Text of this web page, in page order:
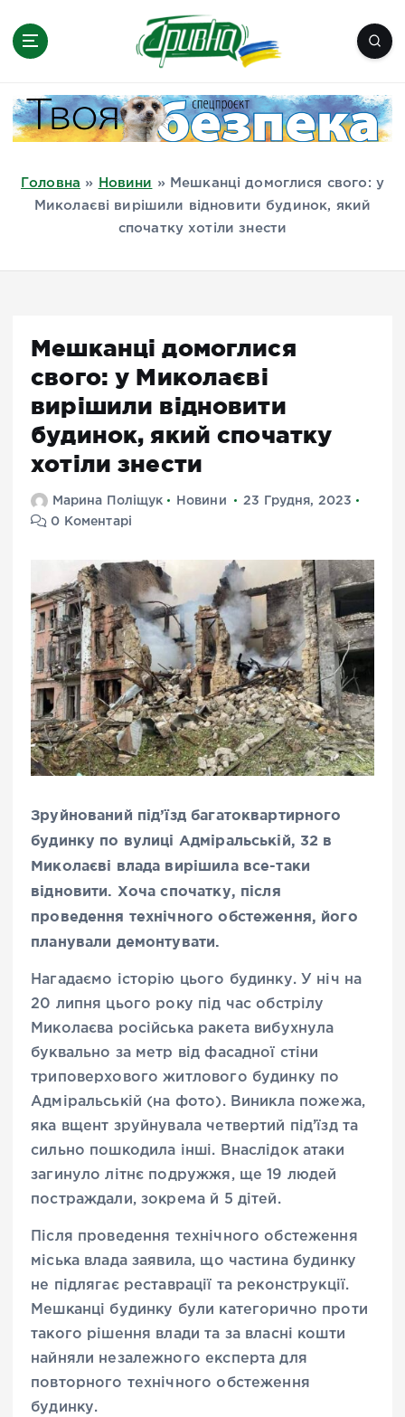
Миколаїв, Одеса, Мелітополь
Головна » Новини »
Мешканці домоглися свого: у
Миколаєві вирішили відновити будинок, який
спочатку хотіли знести
Мешканці домоглися
свого: у Миколаєві
вирішили відновити
будинок, який спочатку
хотіли знести
Марина Поліщук Новини
23 Грудня, 2023
0 Коментарі
Зруйнований під’їзд багатоквартирного
будинку по вулиці Адміральській, 32 в
Миколаєві влада вирішила все-таки
відновити. Хоча спочатку, після
проведення технічного обстеження, його
планували демонтувати.
Нагадаємо історію цього будинку. У ніч на
20 липня цього року під час обстрілу
Миколаєва російська ракета вибухнула
буквально за метр від фасадної стіни
триповерхового житлового будинку по
Адміральській (на фото). Виникла пожежа,
яка вщент зруйнувала четвертий під’їзд та
сильно пошкодила інші. Внаслідок атаки
загинуло літнє подружжя, ще 19 людей
постраждали, зокрема й 5 дітей.
Після проведення технічного обстеження
міська влада заявила, що частина будинку
не підлягає реставрації та реконструкції.
Мешканці будинку були категорично проти
такого рішення влади та за власні кошти
найняли незалежного експерта для
повторного технічного обстеження
будинку.